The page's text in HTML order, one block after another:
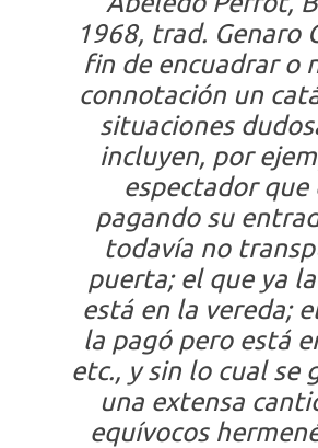
1968, trad. Genaro
fin de encuadrar o
connotación un
situaciones
incluyen, por
espectador que
pagando su
todavía no
puerta; el que ya
está en la vereda;
la pagó pero está
etc., y sin lo cual se
una extensa
equívocos